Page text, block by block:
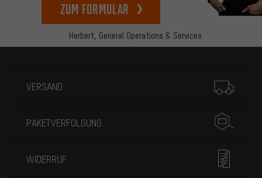
Herbert, General Operations & Services
zum Formular
VERSAND
PAKETVERFOLGUNG
WIDERRUF